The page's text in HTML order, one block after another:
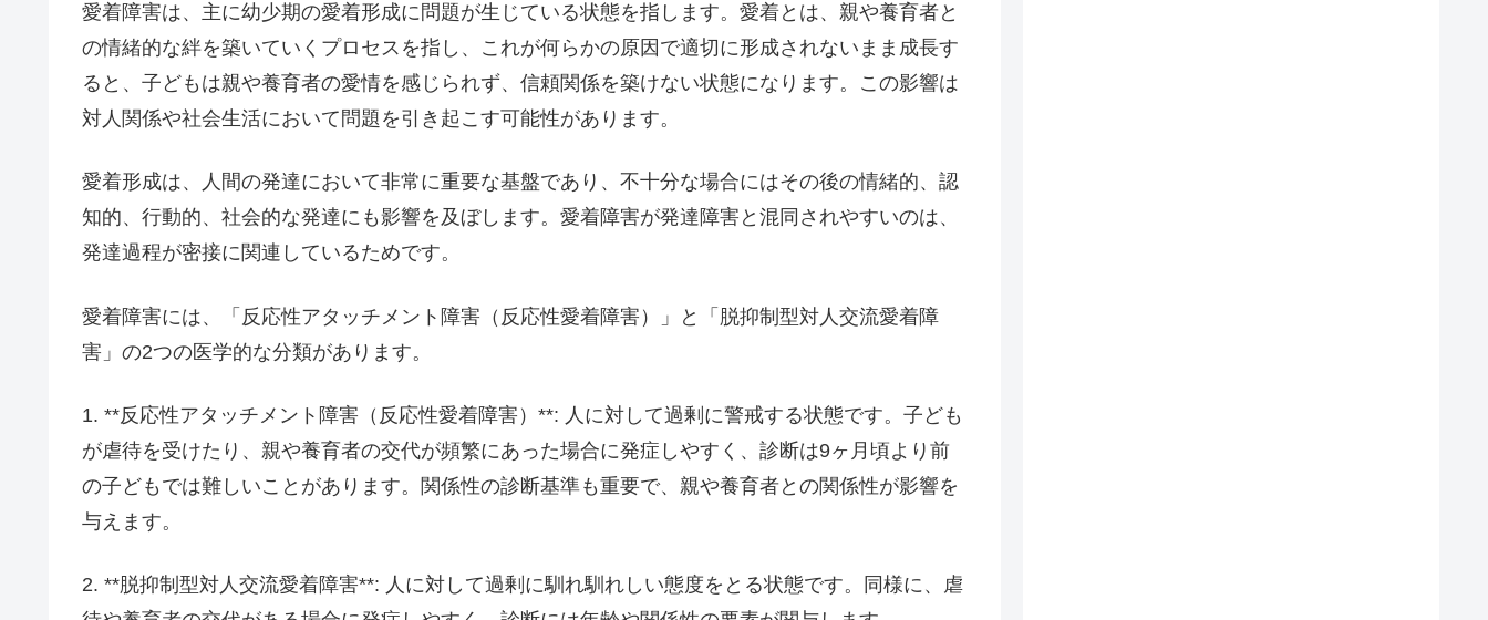
愛着障害は、主に幼少期の愛着形成に問題が生じている状態を指します。愛着とは、親や養育者と
の情緒的な絆を築いていくプロセスを指し、これが何らかの原因で適切に形成されないまま成長す
ると、子どもは親や養育者の愛情を感じられず、信頼関係を築けない状態になります。この影響は
対人関係や社会生活において問題を引き起こす可能性があります。
愛着形成は、人間の発達において非常に重要な基盤であり、不十分な場合にはその後の情緒的、認
知的、行動的、社会的な発達にも影響を及ぼします。愛着障害が発達障害と混同されやすいのは、
発達過程が密接に関連しているためです。
愛着障害には、「反応性アタッチメント障害（反応性愛着障害）」と「脱抑制型対人交流愛着障
害」の2つの医学的な分類があります。
1. **反応性アタッチメント障害（反応性愛着障害）**: 人に対して過剰に警戒する状態です。子ども
が虐待を受けたり、親や養育者の交代が頻繁にあった場合に発症しやすく、診断は9ヶ月頃より前
の子どもでは難しいことがあります。関係性の診断基準も重要で、親や養育者との関係性が影響を
与えます。
2. **脱抑制型対人交流愛着障害**: 人に対して過剰に馴れ馴れしい態度をとる状態です。同様に、虐